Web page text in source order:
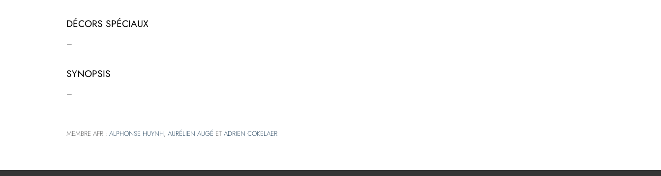
DÉCORS SPÉCIAUX
–
SYNOPSIS
–
MEMBRE AFR : ALPHONSE HUYNH, AURÉLIEN AUGÉ ET ADRIEN COKELAER